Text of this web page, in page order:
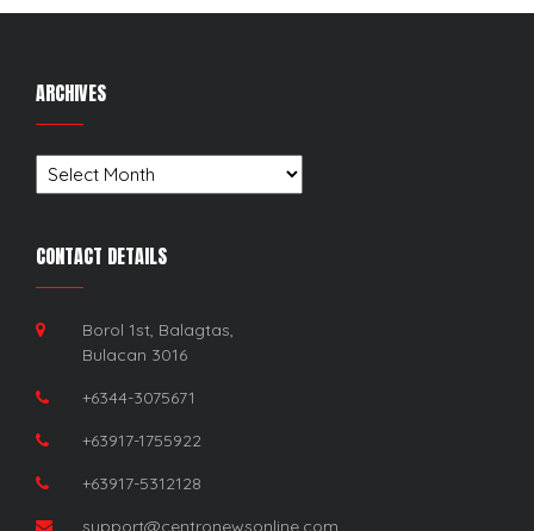
ARCHIVES
Archives
CONTACT DETAILS
Borol 1st, Balagtas,
Bulacan 3016
+6344-3075671
+63917-1755922
+63917-5312128
support@centronewsonline.com